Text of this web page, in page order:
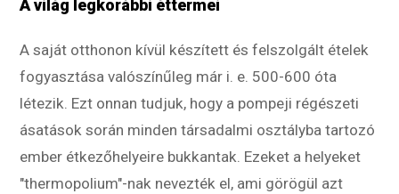
A világ legkorábbi éttermei
A saját otthonon kívül készített és felszolgált ételek
fogyasztása valószínűleg már i. e. 500-600 óta
létezik. Ezt onnan tudjuk, hogy a pompeji régészeti
ásatások során minden társadalmi osztályba tartozó
ember étkezőhelyeire bukkantak. Ezeket a helyeket
"thermopolium"-nak nevezték el, ami görögül azt